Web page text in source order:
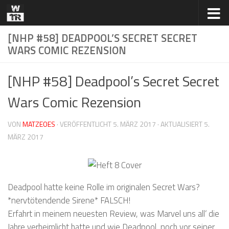
Zum Inhalt springen
[NHP #58] DEADPOOL’S SECRET SECRET
WARS COMIC REZENSION
[NHP #58] Deadpool’s Secret Secret
Wars Comic Rezension
VONMATZEOES · VERÖFFENTLICHT5. MÄRZ 2017 · AKTUALISIERT5.
MÄRZ 2017
Deadpool hatte keine Rolle im originalen Secret Wars?
*nervtötendende Sirene* FALSCH!
Erfahrt in meinem neuesten Review, was Marvel uns all‘ die